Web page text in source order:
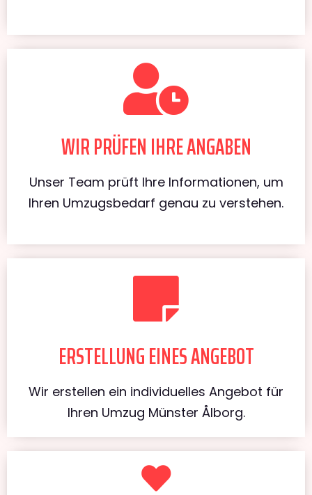
WIR PRÜFEN IHRE ANGABEN
Unser Team prüft Ihre Informationen, um
Ihren Umzugsbedarf genau zu verstehen.
ERSTELLUNG EINES ANGEBOT
Wir erstellen ein individuelles Angebot für
Ihren Umzug Münster Ålborg.